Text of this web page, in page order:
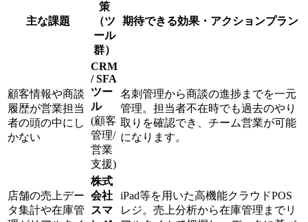
主な課題
策
（ツ
ール
群）
期待できる効果・アクションプラン
顧客情報や商談
履歴が営業担当
者の頭の中にし
かない
CRM
/ SFA
ツー
ル
(顧客
管理/
営業
支援)
名刺管理から商談の進捗までを一元
管理。担当者不在時でも過去のやり
取りを確認でき、チーム営業が可能
になります。
店舗の売上デー
タ集計や在庫管
株式
会社
スマ
iPad等を用いた高機能クラウドPOS
レジ。売上分析から在庫管理までリ